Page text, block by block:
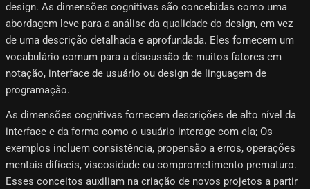
design. As dimensões cognitivas são concebidas como uma
abordagem leve para a análise da qualidade do design, em vez
de uma descrição detalhada e aprofundada. Eles fornecem um
vocabulário comum para a discussão de muitos fatores em
notação, interface de usuário ou design de linguagem de
programação.
As dimensões cognitivas fornecem descrições de alto nível da
interface e da forma como o usuário interage com ela; Os
exemplos incluem consistência, propensão a erros, operações
mentais difíceis, viscosidade ou comprometimento prematuro.
Esses conceitos auxiliam na criação de novos projetos a partir